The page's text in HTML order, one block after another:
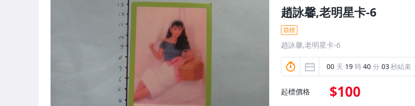
趙詠馨,老明星卡-6
競標
趙詠馨,老明星卡-6
00 天 19 時40 分 02秒結束
起標價格 $100